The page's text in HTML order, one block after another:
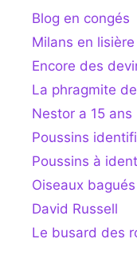
Blog en congés
Milans en lisière
Encore des
La phragmite
Nestor a 15 ans
Poussins
Poussins à
Oiseaux bagués
David Russell
Le busard des